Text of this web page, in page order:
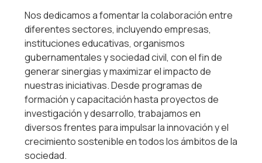
Nos dedicamos a fomentar la colaboración entre
diferentes sectores, incluyendo empresas,
instituciones educativas, organismos
gubernamentales y sociedad civil, con el fin de
generar sinergias y maximizar el impacto de
nuestras iniciativas. Desde programas de
formación y capacitación hasta proyectos de
investigación y desarrollo, trabajamos en
diversos frentes para impulsar la innovación y el
crecimiento sostenible en todos los ámbitos de la
sociedad.